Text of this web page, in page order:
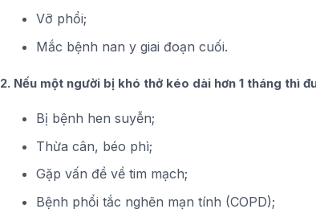
Vỡ phổi;
Mắc bệnh nan y giai đoạn cuối.
2. Nếu một người bị khó thở kéo dài hơn 1 tháng thì
Bị bệnh hen suyễn;
Thừa cân, béo phì;
Gặp vấn đề về tim mạch;
Bệnh phổi tắc nghẽn mạn tính (COPD);